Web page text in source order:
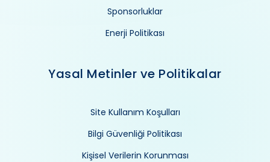
Sponsorluklar
Enerji Politikası
Yasal Metinler ve Politikalar
Site Kullanım Koşulları
Bilgi Güvenliği Politikası
Kişisel Verilerin Korunması